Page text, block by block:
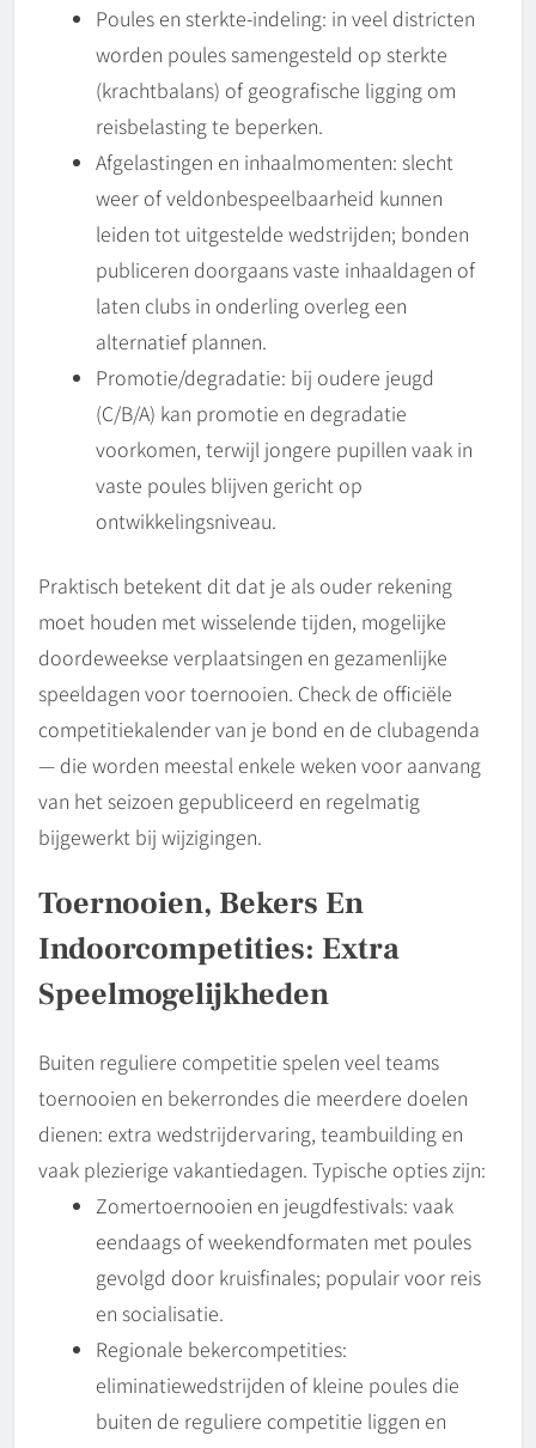
Poules en sterkte-indeling: in veel districten
worden poules samengesteld op sterkte
(krachtbalans) of geografische ligging om
reisbelasting te beperken.
Afgelastingen en inhaalmomenten: slecht
weer of veldonbespeelbaarheid kunnen
leiden tot uitgestelde wedstrijden; bonden
publiceren doorgaans vaste inhaaldagen of
laten clubs in onderling overleg een
alternatief plannen.
Promotie/degradatie: bij oudere jeugd
(C/B/A) kan promotie en degradatie
voorkomen, terwijl jongere pupillen vaak in
vaste poules blijven gericht op
ontwikkelingsniveau.
Praktisch betekent dit dat je als ouder rekening
moet houden met wisselende tijden, mogelijke
doordeweekse verplaatsingen en gezamenlijke
speeldagen voor toernooien. Check de officiële
competitiekalender van je bond en de clubagenda
— die worden meestal enkele weken voor aanvang
van het seizoen gepubliceerd en regelmatig
bijgewerkt bij wijzigingen.
Toernooien, Bekers En
Indoorcompetities: Extra
Speelmogelijkheden
Buiten reguliere competitie spelen veel teams
toernooien en bekerrondes die meerdere doelen
dienen: extra wedstrijdervaring, teambuilding en
vaak plezierige vakantiedagen. Typische opties zijn:
Zomertoernooien en jeugdfestivals: vaak
eendaags of weekendformaten met poules
gevolgd door kruisfinales; populair voor reis
en socialisatie.
Regionale bekercompetities:
eliminatiewedstrijden of kleine poules die
buiten de reguliere competitie liggen en